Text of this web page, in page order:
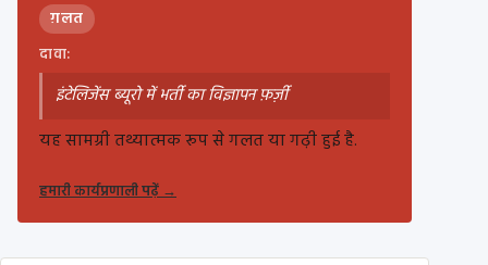
ग़लत
दावा:
इंटेलिजेंस ब्यूरो में भर्ती का विज्ञापन फ़र्ज़ी
यह सामग्री तथ्यात्मक रूप से गलत या गढ़ी हुई है.
हमारी कार्यप्रणाली पढ़ें→